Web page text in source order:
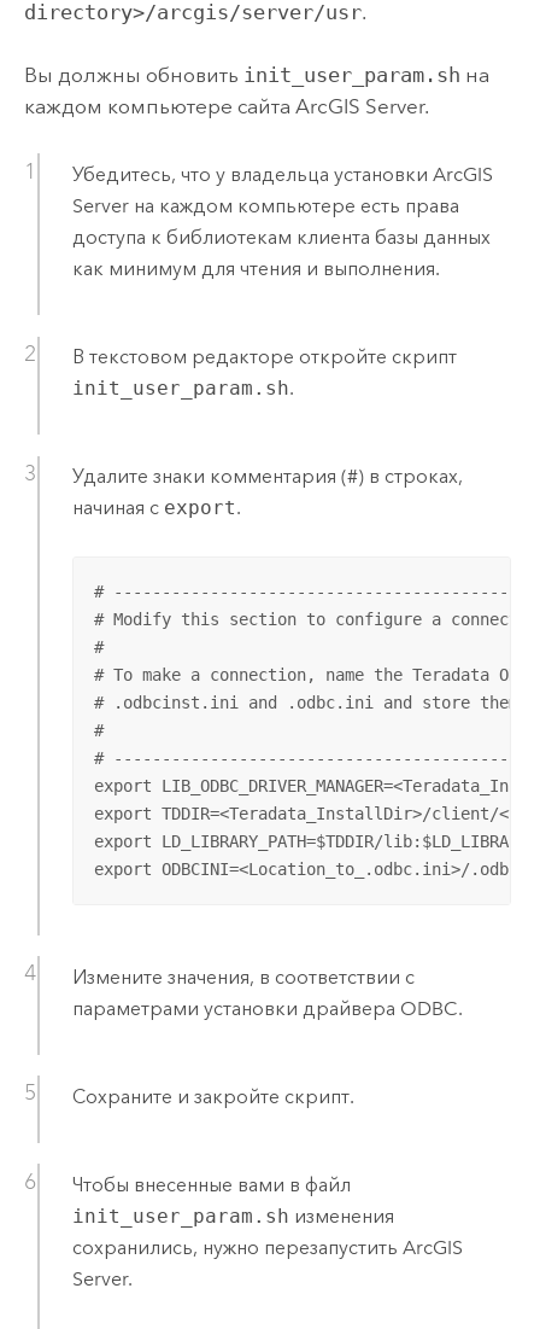
directory>/arcgis/server/usr.
Вы должны обновить init_user_param.sh на
каждом компьютере сайта ArcGIS Server.
Убедитесь, что у владельца установки ArcGIS
Serverна каждом компьютере есть права
доступа к библиотекам клиента базы данных
как минимум для чтения и выполнения.
В текстовом редакторе откройте скрипт
init_user_param.sh.
Удалите знаки комментария (#) в строках,
начиная с export.
#
# Modify this section to configure a
#
# To make a connection, name the Teradata
# .odbcinst.ini and .odbc.ini and store them
#
#
export
export TDDIR=<Teradata_InstallDir>/client/
export LD_LIBRARY_PATH=$TDDIR/
export ODBCINI=<Location_to_.odbc.ini>/
Измените значения, в соответствии с
параметрами установки драйвера ODBC.
Сохраните и закройте скрипт.
Чтобы внесенные вами в файл
init_user_param.sh изменения
сохранились, нужно перезапустить ArcGIS
Server.